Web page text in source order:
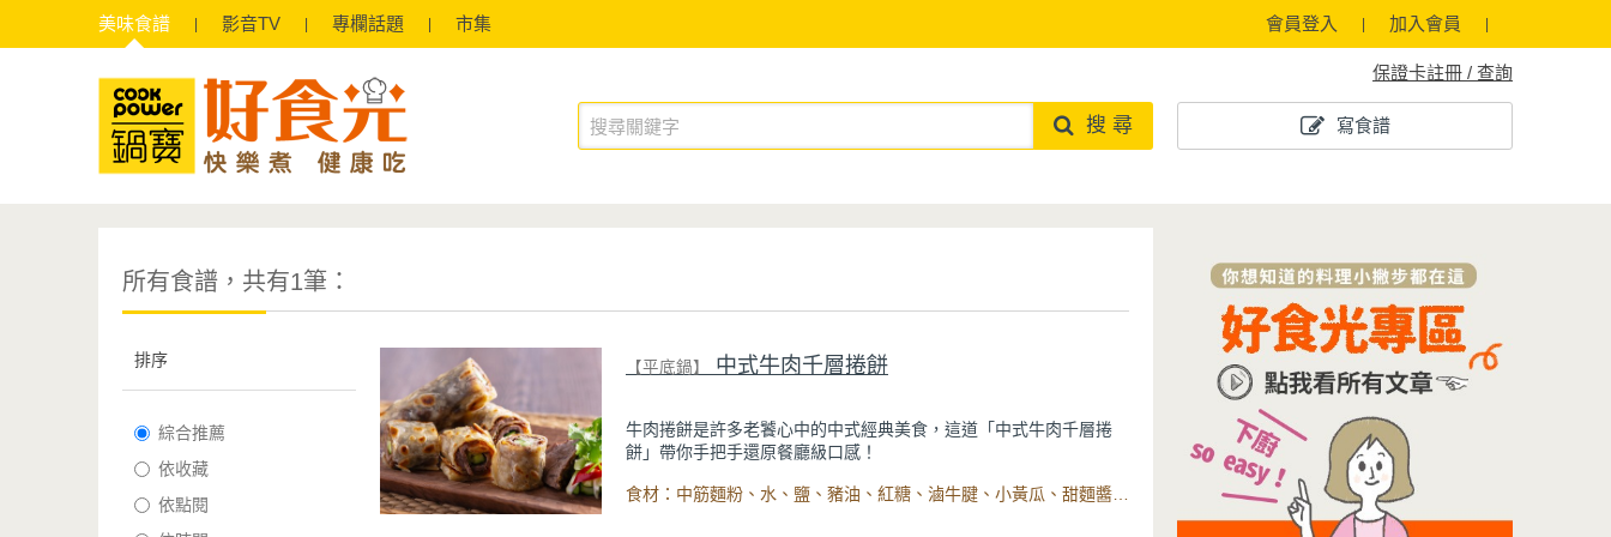
美味食譜 影音TV 專欄話題 市集 會員登入 加入會員
保證卡註冊 / 查詢
寫食譜
搜 尋
所有食譜，共有1筆：
排序
綜合推薦
依收藏
依點閱
【平底鍋】 中式牛肉千層捲餅
牛肉捲餅是許多老饕心中的中式經典美食，這道「中式牛肉千層捲
餅」帶你手把手還原餐廳級口感！
如何打造麵皮的千層口感？將麵團擀成薄長片，再刷上一層油，接著